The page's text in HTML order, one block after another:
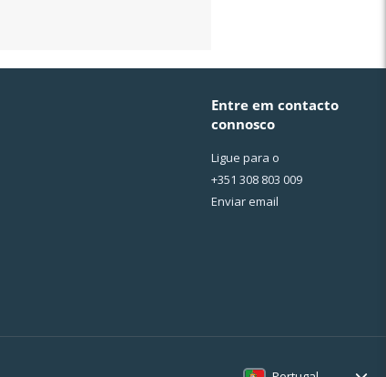
Entre em contacto
connosco
Ligue para o
+351 308 803 009
Enviar email